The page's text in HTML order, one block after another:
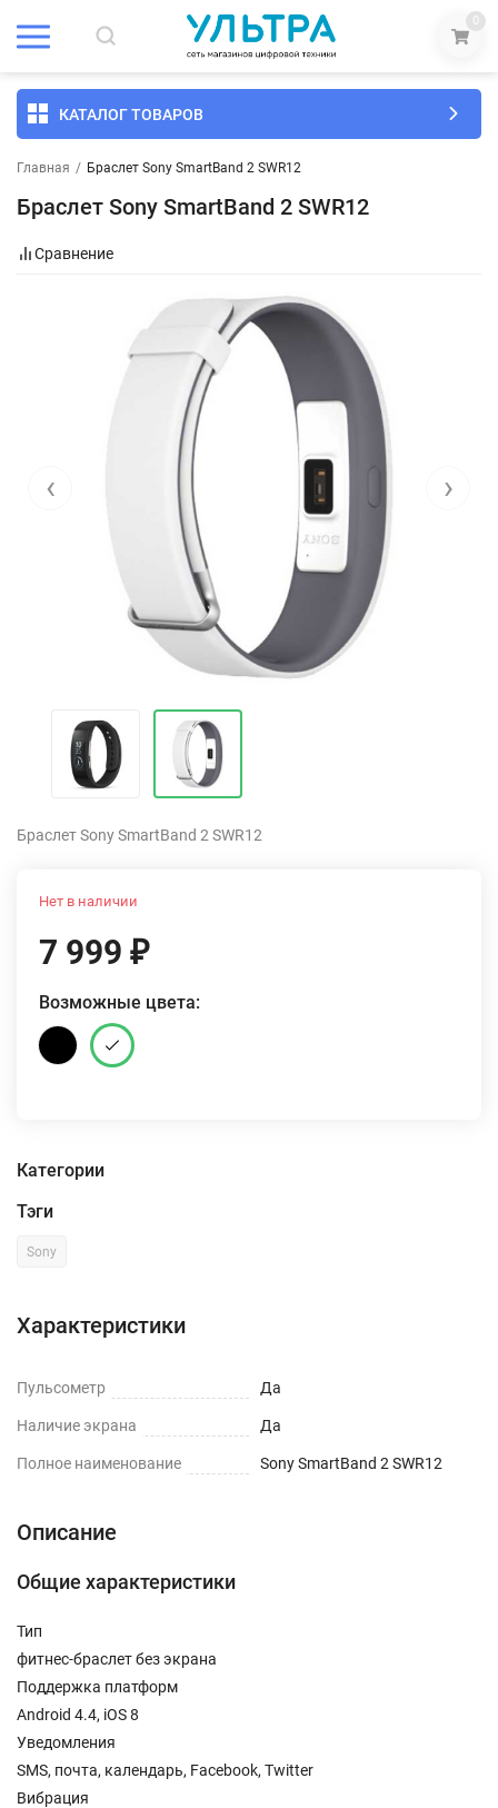
0
КАТАЛОГ ТОВАРОВ
Главная / Браслет Sony SmartBand 2 SWR12
Браслет Sony SmartBand 2 SWR12
Сравнение
‹ ›
Браслет Sony SmartBand 2 SWR12
Нет в наличии
7 999 ₽
Возможные цвета:
Категории
Тэги
Sony
Характеристики
Пульсометр Да
Наличие экрана Да
Полное наименование Sony SmartBand 2 SWR12
Описание
Общие характеристики
Тип
фитнес-браслет без экрана
Поддержка платформ
Android 4.4, iOS 8
Уведомления
SMS, почта, календарь, Facebook, Twitter
Вибрация